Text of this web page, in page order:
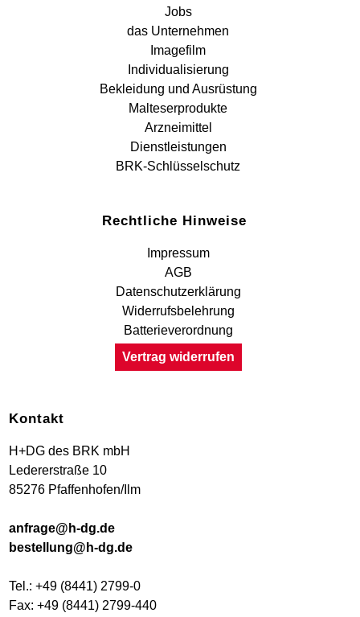
Jobs
das Unternehmen
Imagefilm
Individualisierung
Bekleidung und Ausrüstung
Malteserprodukte
Arzneimittel
Dienstleistungen
BRK-Schlüsselschutz
Rechtliche Hinweise
Impressum
AGB
Datenschutzerklärung
Widerrufsbelehrung
Batterieverordnung
Vertrag widerrufen
Kontakt
H+DG des BRK mbH
Ledererstraße 10
85276 Pfaffenhofen/Ilm
anfrage@h-dg.de
bestellung@h-dg.de
Tel.: +49 (8441) 2799-0
Fax: +49 (8441) 2799-440